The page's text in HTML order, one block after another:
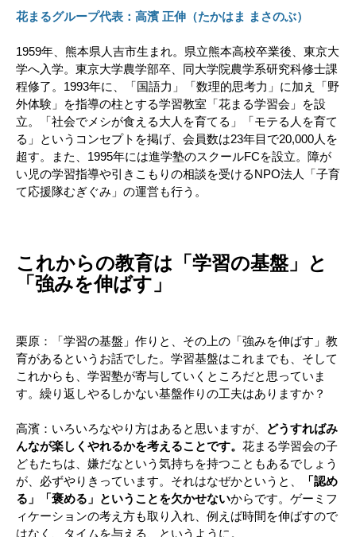
花まるグループ代表：高濱 正伸（たかはま まさのぶ）
1959年、熊本県人吉市生まれ。県立熊本高校卒業後、東京大
学へ入学。東京大学農学部卒、同大学院農学系研究科修士課
程修了。1993年に、「国語力」「数理的思考力」に加え「野
外体験」を指導の柱とする学習教室「花まる学習会」を設
立。「社会でメシが食える大人を育てる」「モテる人を育て
る」というコンセプトを掲げ、会員数は23年目で20,000人を
超す。また、1995年には進学塾のスクールFCを設立。障が
い児の学習指導や引きこもりの相談を受けるNPO法人「子育
て応援隊むぎぐみ」の運営も行う。
これからの教育は「学習の基盤」と
「強みを伸ばす」
栗原：「学習の基盤」作りと、その上の「強みを伸ばす」教
育があるというお話でした。学習基盤はこれまでも、そして
これからも、学習塾が寄与していくところだと思っていま
す。繰り返しやるしかない基盤作りの工夫はありますか？
高濱：いろいろなやり方はあると思いますが、
どうすればみ
んなが楽しくやれるかを考えることです。 花まる学習会の子
どもたちは、嫌だなという気持ちを持つこともあるでしょう
が、必ずやりきっています。それはなぜかというと、
「認め
る」「褒める」ということを欠かせないからです。ゲーミフ
ィケーションの考え方も取り入れ、例えば時間を伸ばすので
はなく、タイムを与える、というように。